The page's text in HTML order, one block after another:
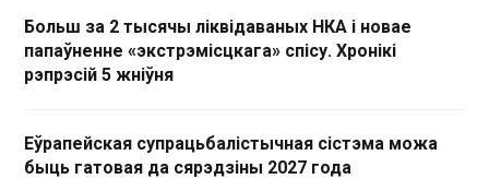
Больш за 2 тысячы ліквідаваных НКА і новае
папаўненне «экстрэмісцкага» спісу. Хронікі
рэпрэсій 5 жніўня
Еўрапейская супрацьбалістычная сістэма можа
быць гатовая да сярэдзіны 2027 года